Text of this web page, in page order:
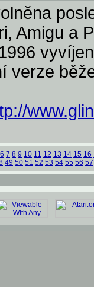
Amigu a
verze
6 7 8 9 10 11 12 13 14 15 16
49 50 51 52 53 54 55 56 57